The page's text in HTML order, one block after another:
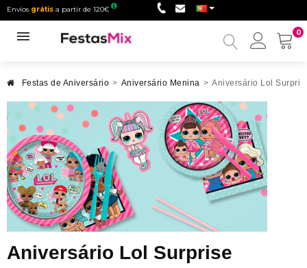
Envios grátis a partir de 120€
0
Minha
Festas de Aniversário > Aniversário Menina > Aniversário Lol
Aniversário Lol Surprise